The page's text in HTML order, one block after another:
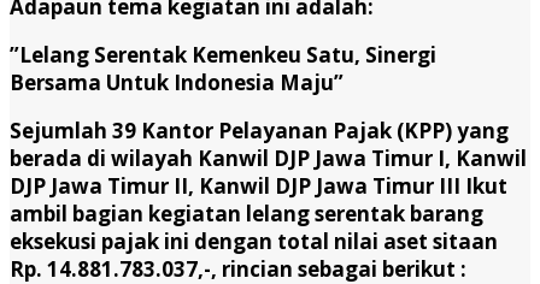
Adapaun tema kegiatan ini adalah:
”Lelang Serentak Kemenkeu Satu, Sinergi
Bersama Untuk Indonesia Maju”
Sejumlah 39 Kantor Pelayanan Pajak (KPP) yang
berada di wilayah Kanwil DJP Jawa Timur I, Kanwil
DJP Jawa Timur II, Kanwil DJP Jawa Timur III Ikut
ambil bagian kegiatan lelang serentak barang
eksekusi pajak ini dengan total nilai aset sitaan
Rp. 14.881.783.037,-, rincian sebagai berikut :